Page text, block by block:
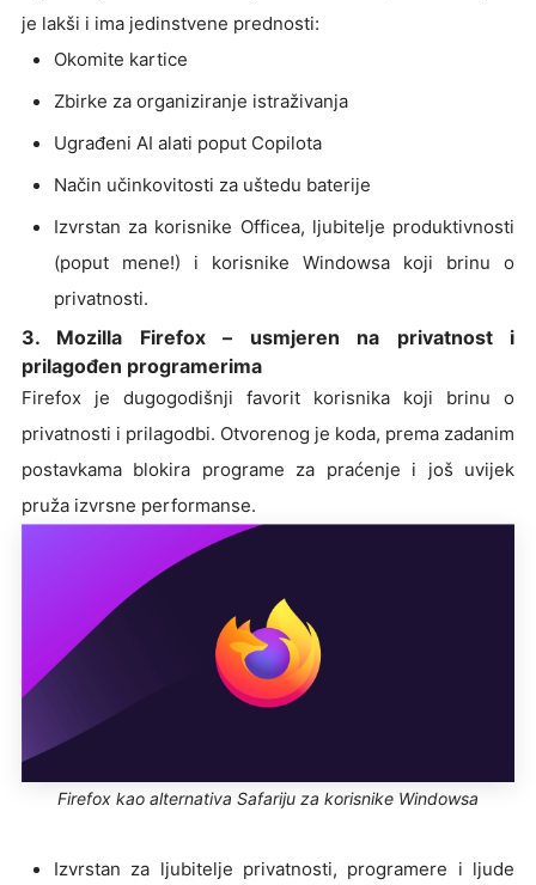
je lakši i ima jedinstvene prednosti:
Okomite kartice
Zbirke za organiziranje istraživanja
Ugrađeni AI alati poput Copilota
Način učinkovitosti za uštedu baterije
Izvrstan za korisnike Officea, ljubitelje produktivnosti
(poput mene!) i korisnike Windowsa koji brinu o
privatnosti.
3. Mozilla Firefox – usmjeren na privatnost i
prilagođen programerima
Firefox je dugogodišnji favorit korisnika koji brinu o
privatnosti i prilagodbi. Otvorenog je koda, prema zadanim
postavkama blokira programe za praćenje i još uvijek
pruža izvrsne performanse.
Firefox kao alternativa Safariju za korisnike Windowsa
Izvrstan za ljubitelje privatnosti, programere i ljude